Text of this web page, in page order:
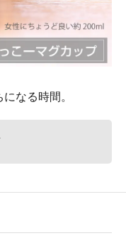
なる時間。